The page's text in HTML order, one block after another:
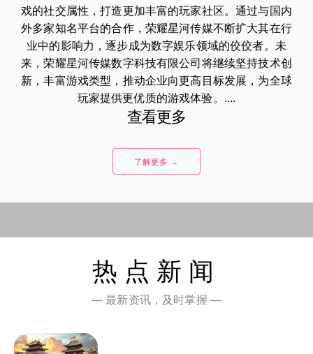
戏的社交属性，打造更加丰富的玩家社区。通过与国内
外多家知名平台的合作，荣耀星河传媒不断扩大其在行
业中的影响力，逐步成为数字娱乐领域的佼佼者。未
来，荣耀星河传媒数字科技有限公司将继续坚持技术创
新，丰富游戏类型，推动企业向更高目标发展，为全球
玩家提供更优质的游戏体验。....
查看更多
了解更多 →
热点新闻
— 最新资讯，及时掌握 —